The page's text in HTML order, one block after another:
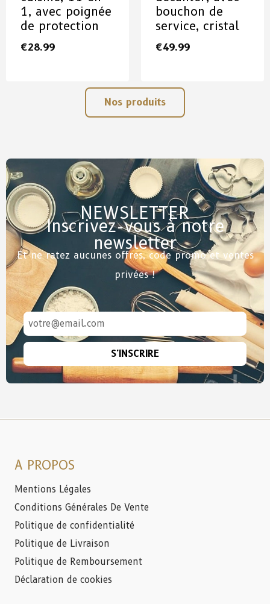
1, avec poignée
de protection
€28.99
bouchon de
service, cristal
€49.99
Nos produits
NEWSLETTER
Inscrivez-vous à notre
newsletter
Et ne ratez aucunes offres, code promo et ventes
privées !
S'INSCRIRE
A PROPOS
Mentions Légales
Conditions Générales De Vente
Politique de confidentialité
Politique de Livraison
Politique de Remboursement
Déclaration de cookies